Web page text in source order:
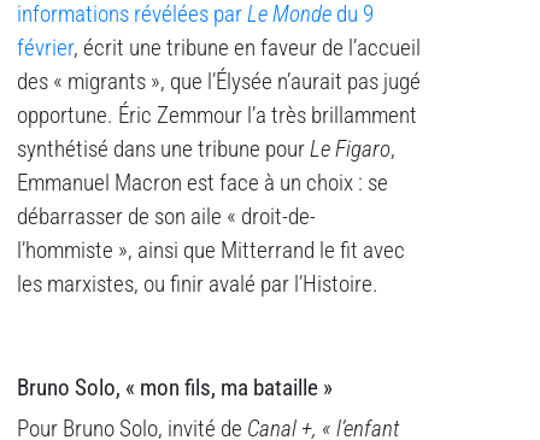
informations révélées parLe Monde du 9
février, écrit une tribune en faveur de l’accueil
des « migrants », que l’Élysée n’aurait pas jugé
opportune. Éric Zemmour l’a très brillamment
synthétisé dans une tribune pourLe Figaro,
Emmanuel Macron est face à un choix : se
débarrasser de son aile « droit-de-
l’hommiste », ainsi que Mitterrand le fit avec
les marxistes, ou finir avalé par l’Histoire.
Bruno Solo, « mon fils, ma bataille »
Pour Bruno Solo, invité de Canal +, « l’enfant